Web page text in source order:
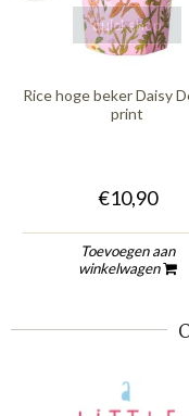
quickshop
Rice hoge beker Daisy
print
€10,90
Toevoegen aan
winkelwagen